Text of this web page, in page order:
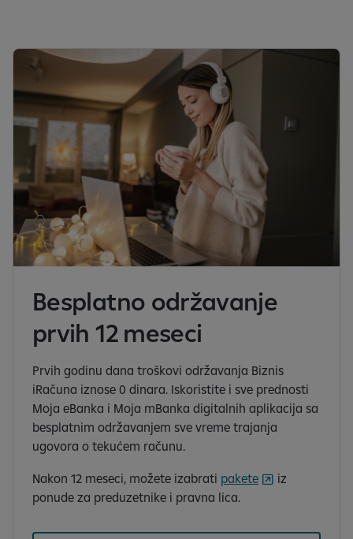
Besplatno održavanje
prvih 12 meseci
Prvih godinu dana troškovi održavanja Biznis
iRačuna iznose 0 dinara. Iskoristite i sve prednosti
Moja eBanka i Moja mBanka digitalnih aplikacija sa
besplatnim održavanjem sve vreme trajanja
ugovora o tekućem računu.
Nakon 12 meseci, možete izabrati pakete
iz
ponude za preduzetnike i pravna lica.